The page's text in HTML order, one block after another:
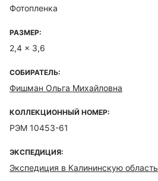
Фотопленка
РАЗМЕР:
2,4 x 3,6
СОБИРАТЕЛЬ:
Фишман Ольга Михайловна
КОЛЛЕКЦИОННЫЙ НОМЕР:
РЭМ 10453-61
ЭКСПЕДИЦИЯ:
Экспедиция в Калининскую область